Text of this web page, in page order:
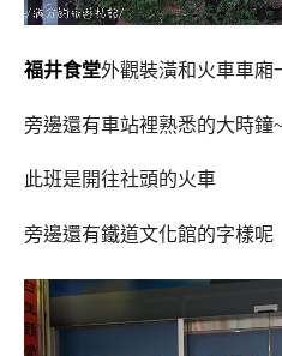
福井食堂外觀裝潢和火車車廂
旁邊還有車站裡熟悉的大時鐘
此班是開往社頭的火車
旁邊還有鐵道文化館的字樣呢